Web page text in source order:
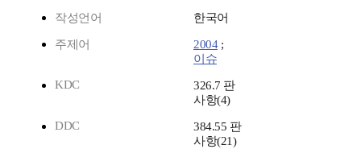
작성언어 한국어
주제어 2004;
이슈
KDC
326.7 판
사항(4)
DDC
384.55 판
사항(21)